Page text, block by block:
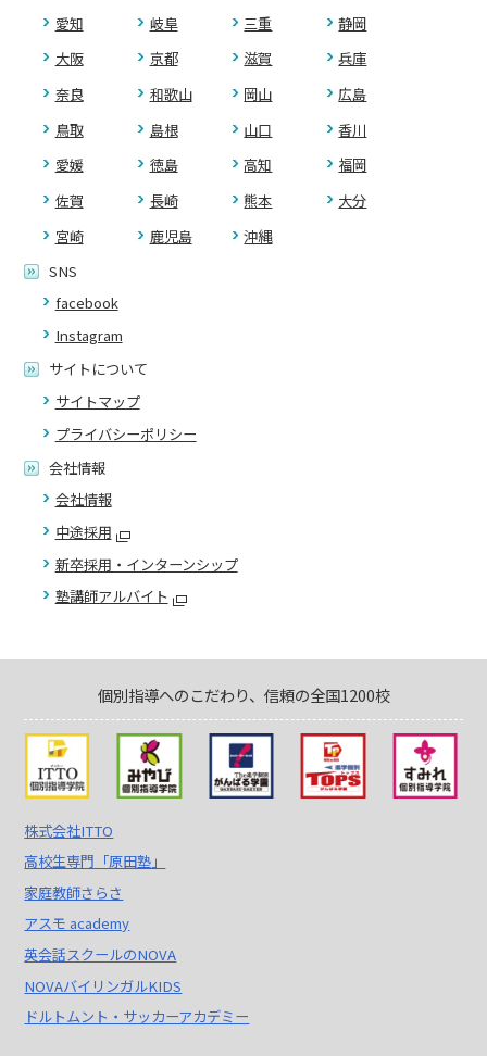
愛知
岐阜 三重
静岡
大阪
京都 滋賀
兵庫
奈良
和歌山 岡山
広島
鳥取
島根 山口
香川
愛媛
徳島 高知
福岡
佐賀
長崎 熊本
大分
宮崎
鹿児島
沖縄
SNS
facebook
Instagram
サイトについて
サイトマップ
プライバシーポリシー
会社情報
会社情報
中途採用
新卒採用・インターンシップ
塾講師アルバイト
個別指導へのこだわり、信頼の全国1200校
株式会社ITTO
高校生専門「原田塾」
家庭教師さらさ
アスモ academy
英会話スクールのNOVA
NOVAバイリンガルKIDS
ドルトムント・サッカーアカデミー